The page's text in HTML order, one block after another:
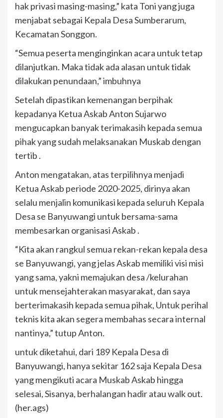
hak privasi masing-masing,” kata Toni yang juga
menjabat sebagai Kepala Desa Sumberarum,
Kecamatan Songgon.
“Semua peserta menginginkan acara untuk tetap
dilanjutkan. Maka tidak ada alasan untuk tidak
dilakukan penundaan,” imbuhnya
Setelah dipastikan kemenangan berpihak
kepadanya Ketua Askab Anton Sujarwo
mengucapkan banyak terimakasih kepada semua
pihak yang sudah melaksanakan Muskab dengan
tertib .
Anton mengatakan, atas terpilihnya menjadi
Ketua Askab periode 2020-2025, dirinya akan
selalu menjalin komunikasi kepada seluruh Kepala
Desa se Banyuwangi untuk bersama-sama
membesarkan organisasi Askab .
“Kita akan rangkul semua rekan-rekan kepala desa
se Banyuwangi, yang jelas Askab memiliki visi misi
yang sama, yakni memajukan desa /kelurahan
untuk mensejahterakan masyarakat, dan saya
berterimakasih kepada semua pihak, Untuk perihal
teknis kita akan segera membahas secara internal
nantinya,” tutup Anton.
untuk diketahui, dari 189 Kepala Desa di
Banyuwangi, hanya sekitar 162 saja Kepala Desa
yang mengikuti acara Muskab Askab hingga
selesai, Sisanya, berhalangan hadir atau walk out.
(her.ags)